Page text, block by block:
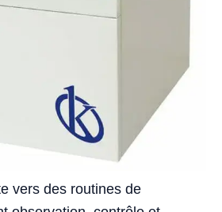
vers des routines de